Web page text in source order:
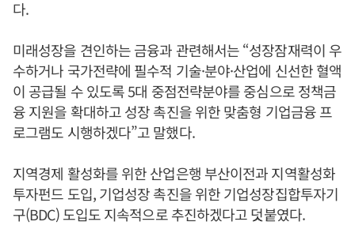
다.
미래성장을 견인하는 금융과 관련해서는 “성장잠재력이 우
수하거나 국가전략에 필수적 기술·분야·산업에 신선한 혈액
이 공급될 수 있도록 5대 중점전략분야를 중심으로 정책금
융 지원을 확대하고 성장 촉진을 위한 맞춤형 기업금융 프
로그램도 시행하겠다”고 말했다.
지역경제 활성화를 위한 산업은행 부산이전과 지역활성화
투자펀드 도입, 기업성장 촉진을 위한 기업성장집합투자기
구(BDC) 도입도 지속적으로 추진하겠다고 덧붙였다.